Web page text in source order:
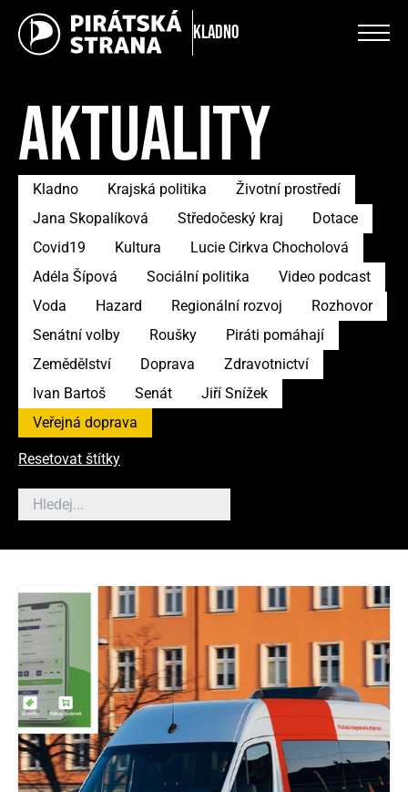
Kladno
AKTUALITY
Kladno Krajská politika
Životní prostředí
Jana Skopalíková
Středočeský kraj
Dotace
Covid19
Kultura
Lucie Cirkva Chocholová
Adéla Šípová
Sociální politika
Video podcast
Voda
Hazard Regionální rozvoj
Rozhovor
Senátní volby
Roušky
Piráti pomáhají
Zemědělství
Doprava
Zdravotnictví
Ivan Bartoš
Senát
Jiří Snížek
Veřejná doprava
Resetovat štítky